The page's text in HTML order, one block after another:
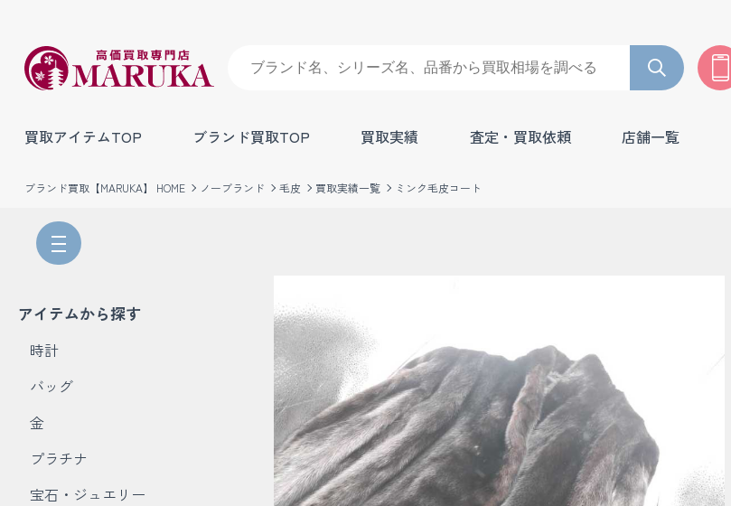
買取アイテムTOP ブランド買取TOP 買取実績 査定・買取依頼 店舗一覧
ブランド買取【MARUKA】 HOME ノーブランド 毛皮 買取実績一覧 ミンク毛皮コート
アイテムから探す
時計
バッグ
金
プラチナ
宝石・ジュエリー